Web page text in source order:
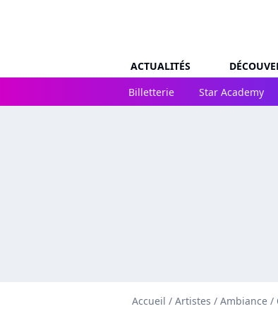
ACTUALITÉS
Billetterie
Star Academy
Accueil / Artistes / Ambiance /